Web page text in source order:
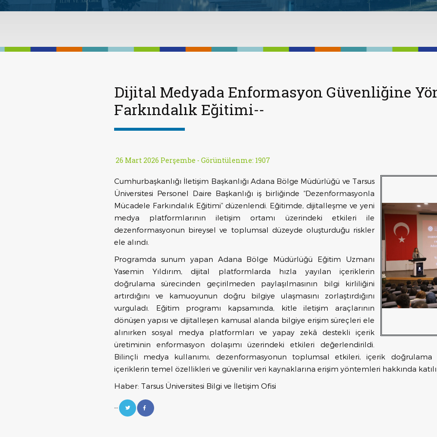
Dijital Medyada Enformasyon Güvenliğine
Farkındalık Eğitimi--
26 Mart 2026 Perşembe - Görüntülenme: 1907
Cumhurbaşkanlığı İletişim Başkanlığı Adana Bölge Müdürlüğü ve Tarsus
Üniversitesi Personel Daire Başkanlığı iş birliğinde “Dezenformasyonla
Mücadele Farkındalık Eğitimi” düzenlendi. Eğitimde, dijitalleşme ve yeni
medya platformlarının iletişim ortamı üzerindeki etkileri ile
dezenformasyonun bireysel ve toplumsal düzeyde oluşturduğu riskler
ele alındı.
Programda sunum yapan Adana Bölge Müdürlüğü Eğitim Uzmanı
Yasemin Yıldırım, dijital platformlarda hızla yayılan içeriklerin
doğrulama sürecinden geçirilmeden paylaşılmasının bilgi kirliliğini
artırdığını ve kamuoyunun doğru bilgiye ulaşmasını zorlaştırdığını
vurguladı. Eğitim programı kapsamında, kitle iletişim araçlarının
dönüşen yapısı ve dijitalleşen kamusal alanda bilgiye erişim süreçleri ele
alınırken sosyal medya platformları ve yapay zekâ destekli içerik
üretiminin enformasyon dolaşımı üzerindeki etkileri değerlendirildi.
Bilinçli medya kullanımı, dezenformasyonun toplumsal etkileri, içerik doğrulama
içeriklerin temel özellikleri ve güvenilir veri kaynaklarına erişim yöntemleri hakkında
Haber: Tarsus Üniversitesi Bilgi ve İletişim Ofisi
--